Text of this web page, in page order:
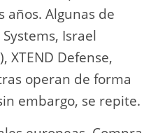
años. Algunas de
Israel
XTEND Defense,
operan de forma
embargo, se repite.